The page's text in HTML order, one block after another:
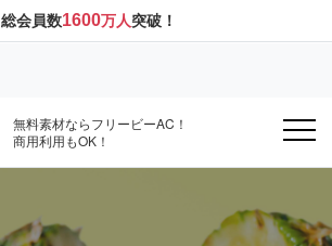
総会員数1600万人突破！
無料素材ならフリービーAC！
商用利用もOK！